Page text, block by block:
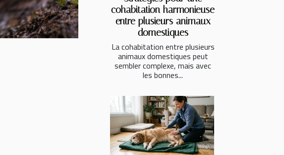
cohabitation harmonieuse
entre plusieurs animaux
domestiques
La cohabitation entre plusieurs
animaux domestiques peut
sembler complexe, mais avec
les bonnes...